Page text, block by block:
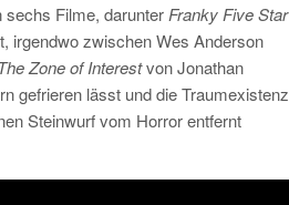
sechs Filme, darunter Franky Five Star
irgendwo zwischen Wes Anderson
Zone of Interestvon Jonathan
gefrieren lässt und die Traumexistenz
Steinwurf vom Horror entfernt